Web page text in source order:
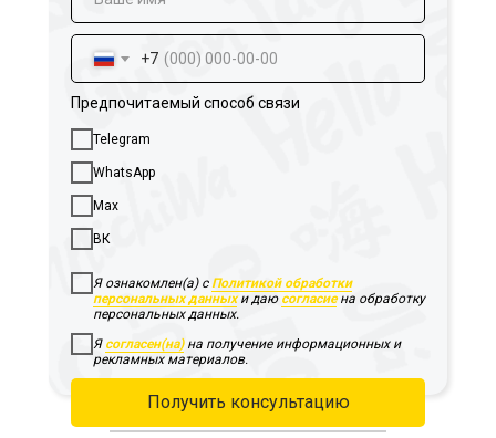
+7
Предпочитаемый способ связи
Telegram
WhatsApp
Max
ВК
Я ознакомлен(а) сПолитикой обработки
персональных данныхи даю согласиена обработку
персональных данных.
Я согласен(на)на получение информационных и
рекламных материалов.
Получить консультацию